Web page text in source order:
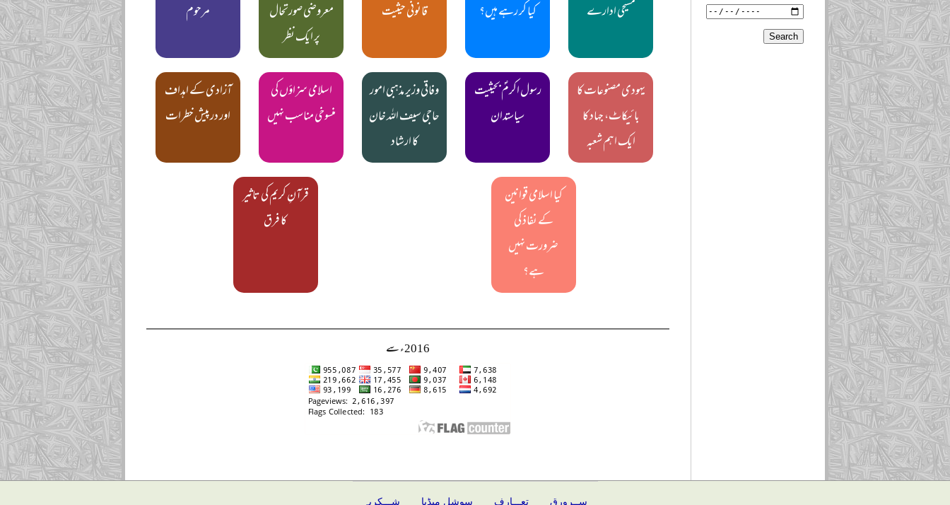
مسیحی ادارے
کیا کر رہے ہیں؟
قانونی حیثیت
معروضی صورتحال
پر ایک نظر
مرحوم
یہودی مصنوعات کا
بائیکاٹ، جہاد کا
ایک اہم شعبہ
رسول اکرمؐ بحیثیت
سیاستدان
وفاقی وزیر مذہبی امور
حاجی سیف اللہ خان
کا ارشاد
اسلامی سزاؤں کی
منسوخی مناسب نہیں
آزادی کے اہداف
اور درپیش خطرات
کیا اسلامی قوانین
کے نفاذ کی
ضرورت نہیں
ہے؟
قرآنِ کریم کی تاثیر
کا فرق
2016ء سے
ســرورق تعـــارف سوشل میڈیا شـــکریہ